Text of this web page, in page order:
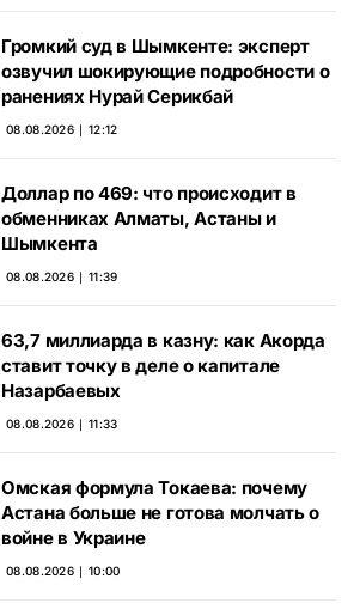
Громкий суд в Шымкенте: эксперт
озвучил шокирующие подробности о
ранениях Нурай Серикбай
08.08.2026 ∣ 12:12
Доллар по 469: что происходит в
обменниках Алматы, Астаны и
Шымкента
08.08.2026 ∣ 11:39
63,7 миллиарда в казну: как Акорда
ставит точку в деле о капитале
Назарбаевых
08.08.2026 ∣ 11:33
Омская формула Токаева: почему
Астана больше не готова молчать о
войне в Украине
08.08.2026 ∣ 10:00